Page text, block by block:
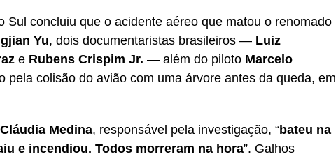
Sul concluiu que o acidente aéreo que matou o renomado
Yu, dois documentaristas brasileiros — Luiz
e Rubens Crispim Jr. — além do piloto Marcelo
pela colisão do avião com uma árvore antes da queda, em
Medina, responsável pela investigação, “bateu na
e incendiou. Todos morreram na hora”. Galhos